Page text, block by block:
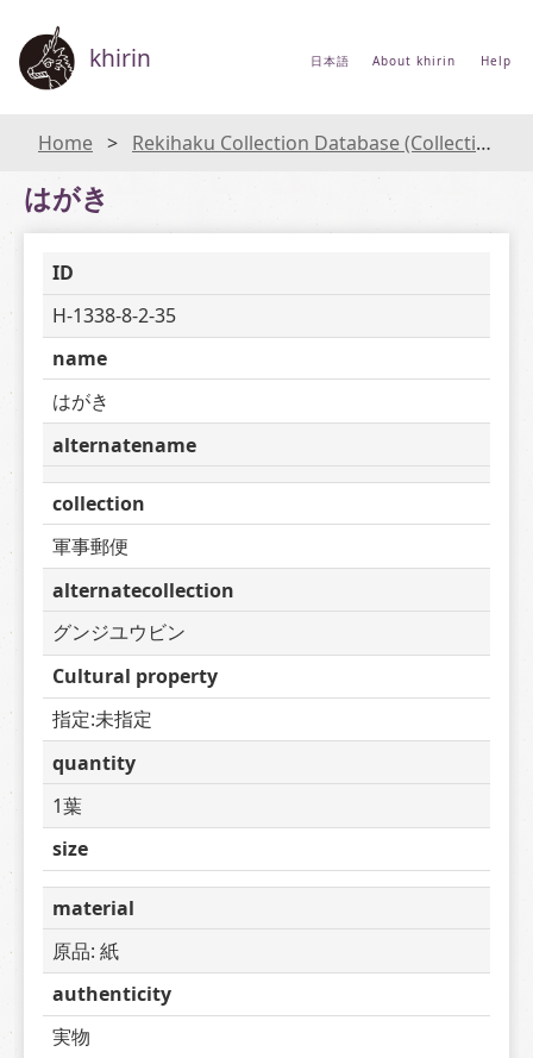
khirin 日本語 About khirin Help
Home Rekihaku Collection Database (Collections Database of the National Museum of Japanese History)
はがき
ID
H-1338-8-2-35
name
はがき
alternatename
collection
軍事郵便
alternatecollection
グンジユウビン
Cultural property
指定:未指定
quantity
1葉
size
material
原品: 紙
authenticity
実物